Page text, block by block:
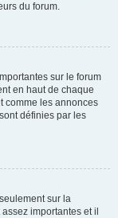
du forum.
sur le forum
en haut de chaque
comme les annonces
définies par les
sur la
importantes et il